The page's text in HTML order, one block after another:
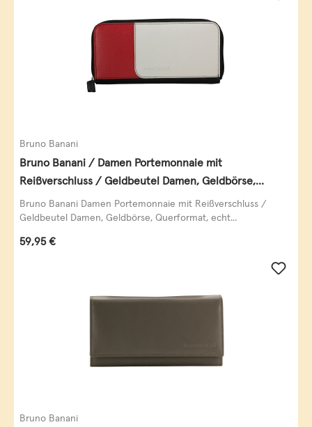
Bruno Banani
Bruno Banani / Damen Portemonnaie mit
Reißverschluss / Geldbeutel Damen, Geldbörse,
Querformat, echt Leder, black/white/red
Bruno Banani Damen Portemonnaie mit Reißverschluss /
Geldbeutel Damen, Geldbörse, Querformat, echt...
Regulärer Preis:
59,95 €
Bruno Banani